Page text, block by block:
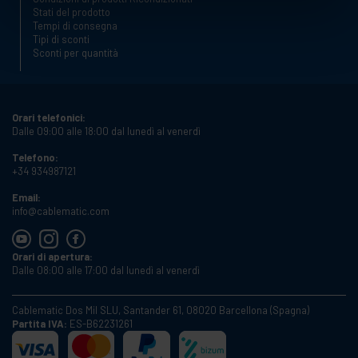
Stati del prodotto
Tempi di consegna
Tipi di sconti
Sconti per quantità
Orari telefonici:
Dalle 09:00 alle 18:00 dal lunedì al venerdì
Telefono:
+34 934987121
Email:
info@cablematic.com
Orari di apertura:
Dalle 08:00 alle 17:00 dal lunedì al venerdì
Cablematic Dos Mil SLU, Santander 61, 08020 Barcellona (Spagna)
Partita IVA: ES-B62231261